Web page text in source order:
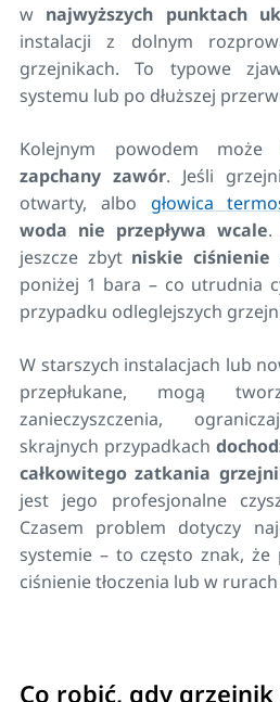
w najwyższych punktach
instalacji z dolnym
grzejnikach. To typowe
systemu lub po dłuższej
Kolejnym powodem
zapchany zawór. Jeśli
otwarty, albo głowica
woda nie przepływa wcale.
jeszcze zbyt niskie
poniżej 1 bara – co utrudnia
przypadku odleglejszych
W starszych instalacjach lub
przepłukane, mogą
zanieczyszczenia,
skrajnych przypadkach
całkowitego zatkania
jest jego profesjonalne
Czasem problem dotyczy
systemie – to często znak,
ciśnienie tłoczenia lub w
Co robić, gdy grzejnik